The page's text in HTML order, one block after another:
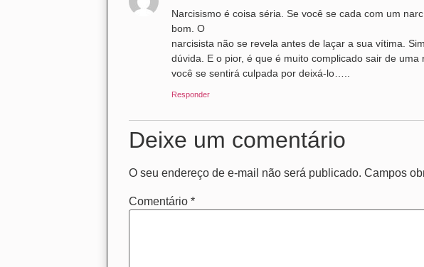
Narcisismo é coisa séria. Se você se cada com um
bom. O
narcisista não se revela antes de laçar a sua vítima.
dúvida. E o pior, é que é muito complicado sair de
você se sentirá culpada por deixá-lo…..
Responder
Deixe um comentário
O seu endereço de e-mail não será publicado. Campos
Comentário *